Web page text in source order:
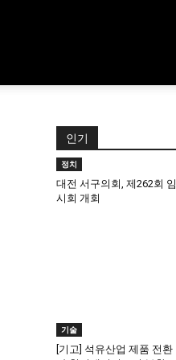
인기
정치
대전 서구의회, 제262회 임
시회 개회
기술
[기고] 석유산업 제품 전환